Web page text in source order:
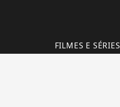
FILMES E SÉRIES